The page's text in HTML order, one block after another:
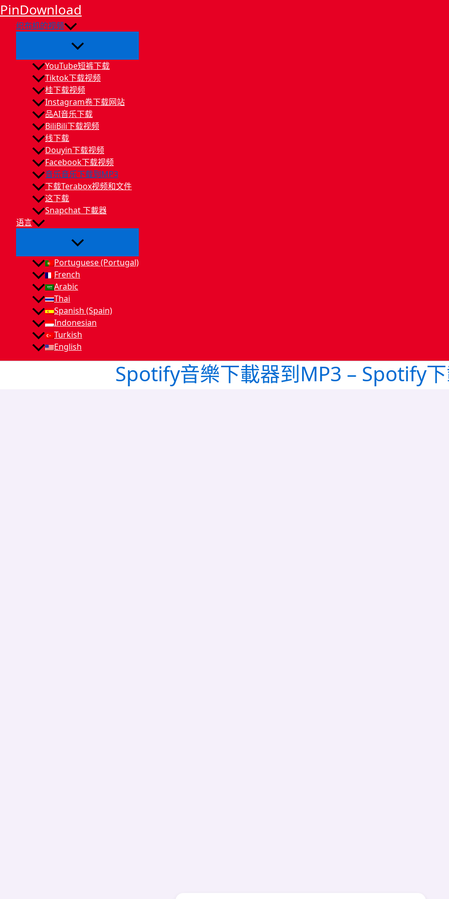
跳
至
PinDownload
织布机的视频
YouTube短裤下载
Tiktok下载视频
桂下载视频
Instagram卷下载网站
品AI音乐下载
BiliBili下载视频
线下载
Douyin下载视频
Facebook下载视频
音乐音乐下载到MP3
下载Terabox视频和文件
这下载
Snapchat 下載器
语言
Portuguese (Portugal)
French
Arabic
Thai
Spanish (Spain)
Indonesian
Turkish
English
Spotify音樂下載器到MP3 – Spotify